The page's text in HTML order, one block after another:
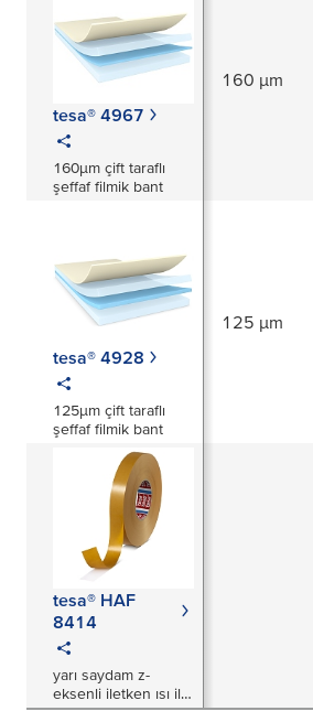
tesa® 4967
160µm çift taraflı
şeffaf filmik bant
160 µm
tesa® 4928
125µm çift taraflı
şeffaf filmik bant
125 µm
tesa® HAF
8414
yarı saydam z-
eksenli iletken ısı ile
etkinleşen film